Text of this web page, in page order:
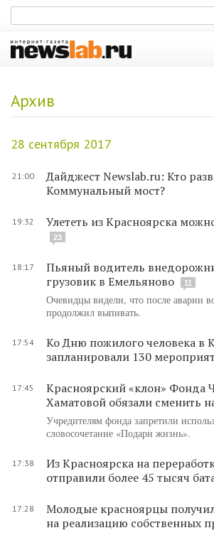
Архив
28 сентября 2017
21:00
Дайджест Newslab.ru: Кто
Коммунальный мост?
19:32 Улететь из Красноярска
23
18:17
Пьяный водитель
грузовик в Емельяново
11
Очевидцы видели, что после аварии
продолжил выпивать.
17:54
Ко Дню пожилого человека в
запланировали 130
17:45
Красноярский «клон» Фонда
Хаматовой обязали сменить
Учредителям фонда запретили
словосочетание «Подари жизнь».
17:38
Из Красноярска на
отправили более 45 тысяч
17:28
Молодые красноярцы
на реализацию собственных